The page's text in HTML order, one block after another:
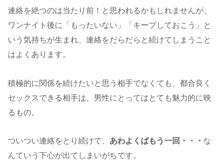
連絡を絶つのは当たり前！と思われるかもしれませんが、
ワンナイト後に「もったいない」「キープしておこう」と
いう気持ちが生まれ、連絡をだらだらと続けてしまうこと
はよくあります。
積極的に関係を続けたいと思う相手でなくても、都合良く
セックスできる相手は、男性にとってはとても魅力的に映
るもの。
ついつい連絡をとり続けて、 あわよくばもう一回・・・ な
んていう下心が出てしまいがちです。